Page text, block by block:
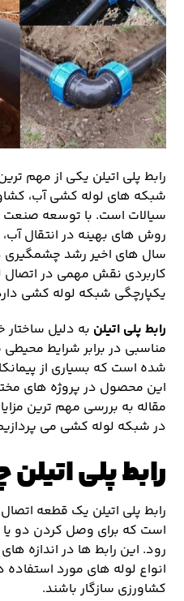
رابط پلی اتیلن یکی از مهم
شبکه های لوله کشی آب،
سیالات است. با توسعه صنعت
روش های بهینه در انتقال آب،
سال های اخیر رشد
کاربردی نقش مهمی در اتصال
یکپارچگی شبکه لوله کشی
رابط پلی اتیلن به دلیل
مناسبی در برابر شرایط
شده است که بسیاری از
این محصول در پروژه های
مقاله به بررسی مهم ترین
در شبکه لوله کشی می
رابط پلی
رابط پلی اتیلن یک قطعه
است که برای وصل کردن دو یا
رود. این رابط ها در اندازه
انواع لوله های مورد
کشاورزی سازگار باشند.